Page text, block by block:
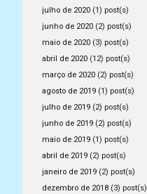
julho de 2020(1) post(s)
junho de 2020(2) post(s)
maio de 2020(3) post(s)
abril de 2020(12) post(s)
março de 2020(2) post(s)
agosto de 2019(1) post(s)
julho de 2019(2) post(s)
junho de 2019(2) post(s)
maio de 2019(1) post(s)
abril de 2019(2) post(s)
janeiro de 2019(2) post(s)
dezembro de 2018(3) post(s)